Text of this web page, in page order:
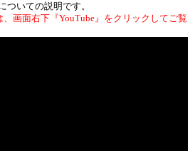
ついての説明です。
画面右下『YouTube』をクリックしてご覧